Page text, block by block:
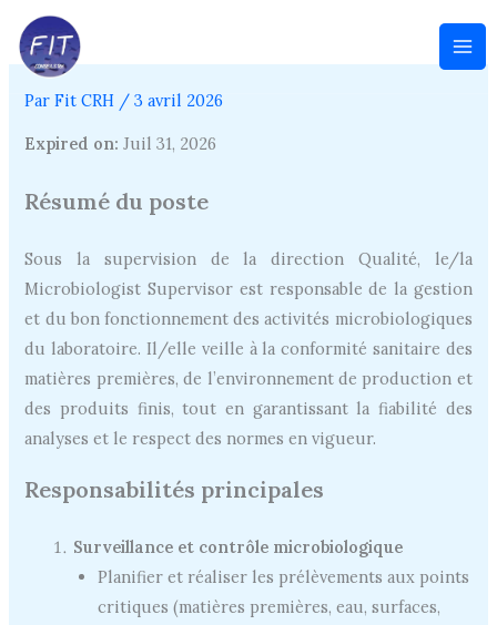
Aller
contenu
ParFit CRH /3 avril 2026
Expired on: Juil 31, 2026
Résumé du poste
Sous la supervision de la direction Qualité, le/la
Microbiologist Supervisor est responsable de la gestion
et du bon fonctionnement des activités microbiologiques
du laboratoire. Il/elle veille à la conformité sanitaire des
matières premières, de l’environnement de production et
des produits finis, tout en garantissant la fiabilité des
analyses et le respect des normes en vigueur.
Responsabilités principales
Surveillance et contrôle microbiologique
Planifier et réaliser les prélèvements aux points
critiques (matières premières, eau, surfaces,